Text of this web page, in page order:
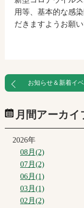
用等、基本的な感
だきますようお願い
お知らせ＆新着イ
月間アーカイ
2026年
08月(2)
07月(2)
06月(1)
03月(1)
02月(2)